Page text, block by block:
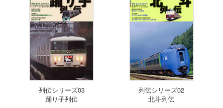
列伝シリーズ03
踊り子列伝
列伝シリーズ02
北斗列伝